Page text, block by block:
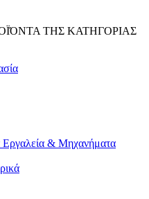
ΤΗΣ ΚΑΤΗΓΟΡΙΑΣ
Εργαλεία & Μηχανήματα